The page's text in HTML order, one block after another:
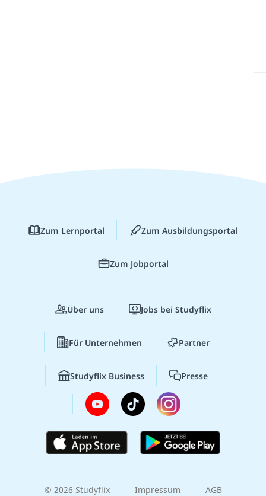
Zum Lernportal Zum Ausbildungsportal
Zum Jobportal
Über uns Jobs bei Studyflix
Für Unternehmen Partner
Studyflix Business Presse
© 2026 Studyflix Impressum AGB